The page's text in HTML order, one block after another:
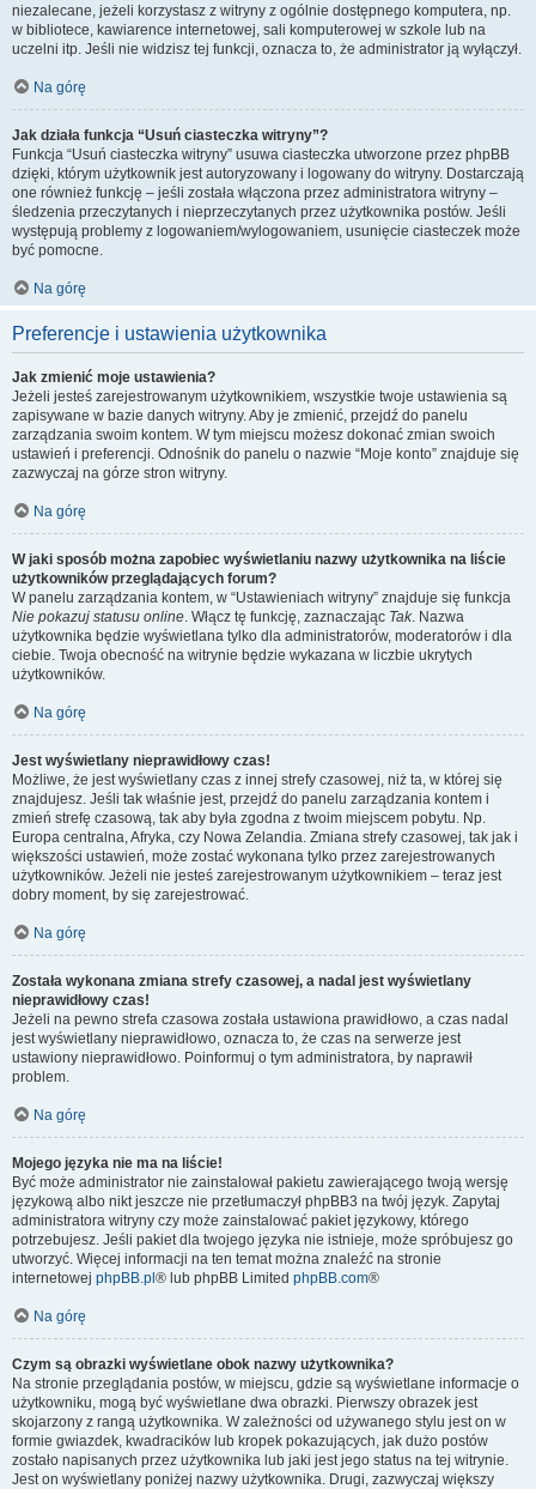
niezalecane, jeżeli korzystasz z witryny z ogólnie dostępnego komputera, np.
w bibliotece, kawiarence internetowej, sali komputerowej w szkole lub na
uczelni itp. Jeśli nie widzisz tej funkcji, oznacza to, że administrator ją wyłączył.
Na górę
Jak działa funkcja “Usuń ciasteczka witryny”?
Funkcja “Usuń ciasteczka witryny” usuwa ciasteczka utworzone przez phpBB
dzięki, którym użytkownik jest autoryzowany i logowany do witryny. Dostarczają
one również funkcję – jeśli została włączona przez administratora witryny –
śledzenia przeczytanych i nieprzeczytanych przez użytkownika postów. Jeśli
występują problemy z logowaniem/wylogowaniem, usunięcie ciasteczek może
być pomocne.
Na górę
Preferencje i ustawienia użytkownika
Jak zmienić moje ustawienia?
Jeżeli jesteś zarejestrowanym użytkownikiem, wszystkie twoje ustawienia są
zapisywane w bazie danych witryny. Aby je zmienić, przejdź do panelu
zarządzania swoim kontem. W tym miejscu możesz dokonać zmian swoich
ustawień i preferencji. Odnośnik do panelu o nazwie “Moje konto” znajduje się
zazwyczaj na górze stron witryny.
Na górę
W jaki sposób można zapobiec wyświetlaniu nazwy użytkownika na liście
użytkowników przeglądających forum?
W panelu zarządzania kontem, w “Ustawieniach witryny” znajduje się funkcja
Nie pokazuj statusu online. Włącz tę funkcję, zaznaczając Tak. Nazwa
użytkownika będzie wyświetlana tylko dla administratorów, moderatorów i dla
ciebie. Twoja obecność na witrynie będzie wykazana w liczbie ukrytych
użytkowników.
Na górę
Jest wyświetlany nieprawidłowy czas!
Możliwe, że jest wyświetlany czas z innej strefy czasowej, niż ta, w której się
znajdujesz. Jeśli tak właśnie jest, przejdź do panelu zarządzania kontem i
zmień strefę czasową, tak aby była zgodna z twoim miejscem pobytu. Np.
Europa centralna, Afryka, czy Nowa Zelandia. Zmiana strefy czasowej, tak jak i
większości ustawień, może zostać wykonana tylko przez zarejestrowanych
użytkowników. Jeżeli nie jesteś zarejestrowanym użytkownikiem – teraz jest
dobry moment, by się zarejestrować.
Na górę
Została wykonana zmiana strefy czasowej, a nadal jest wyświetlany
nieprawidłowy czas!
Jeżeli na pewno strefa czasowa została ustawiona prawidłowo, a czas nadal
jest wyświetlany nieprawidłowo, oznacza to, że czas na serwerze jest
ustawiony nieprawidłowo. Poinformuj o tym administratora, by naprawił
problem.
Na górę
Mojego języka nie ma na liście!
Być może administrator nie zainstalował pakietu zawierającego twoją wersję
językową albo nikt jeszcze nie przetłumaczył phpBB3 na twój język. Zapytaj
administratora witryny czy może zainstalować pakiet językowy, którego
potrzebujesz. Jeśli pakiet dla twojego języka nie istnieje, może spróbujesz go
utworzyć. Więcej informacji na ten temat można znaleźć na stronie
internetowej phpBB.pl ® lub phpBB Limited phpBB.com®
Na górę
Czym są obrazki wyświetlane obok nazwy użytkownika?
Na stronie przeglądania postów, w miejscu, gdzie są wyświetlane informacje o
użytkowniku, mogą być wyświetlane dwa obrazki. Pierwszy obrazek jest
skojarzony z rangą użytkownika. W zależności od używanego stylu jest on w
formie gwiazdek, kwadracików lub kropek pokazujących, jak dużo postów
zostało napisanych przez użytkownika lub jaki jest jego status na tej witrynie.
Jest on wyświetlany poniżej nazwy użytkownika. Drugi, zazwyczaj większy